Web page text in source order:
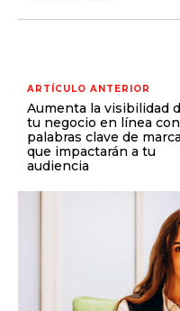
ARTÍCULO ANTERIOR
Aumenta la visibilidad
tu negocio en línea con
palabras clave de marca
que impactarán a tu
audiencia